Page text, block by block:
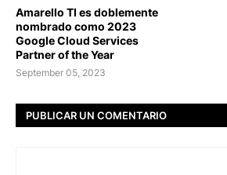
Amarello TI es doblemente
nombrado como 2023
Google Cloud Services
Partner of the Year
September 05, 2023
PUBLICAR UN COMENTARIO